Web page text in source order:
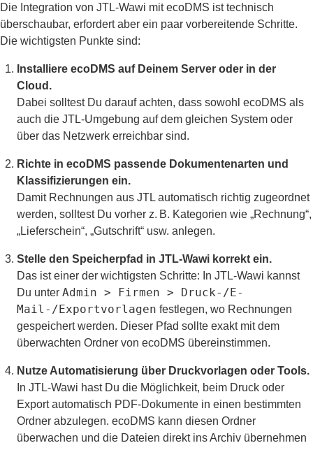
Die Integration von JTL-Wawi mit ecoDMS ist technisch
überschaubar, erfordert aber ein paar vorbereitende Schritte.
Die wichtigsten Punkte sind:
Installiere ecoDMS auf Deinem Server oder in der
Cloud.
Dabei solltest Du darauf achten, dass sowohl ecoDMS als
auch die JTL-Umgebung auf dem gleichen System oder
über das Netzwerk erreichbar sind.
Richte in ecoDMS passende Dokumentenarten und
Klassifizierungen ein.
Damit Rechnungen aus JTL automatisch richtig zugeordnet
werden, solltest Du vorher z. B. Kategorien wie „Rechnung“,
„Lieferschein“, „Gutschrift“ usw. anlegen.
Stelle den Speicherpfad in JTL-Wawi korrekt ein.
Das ist einer der wichtigsten Schritte: In JTL-Wawi kannst
Du unter Admin > Firmen > Druck-/E-
Mail-/Exportvorlagen festlegen, wo Rechnungen
gespeichert werden. Dieser Pfad sollte exakt mit dem
überwachten Ordner von ecoDMS übereinstimmen.
Nutze Automatisierung über Druckvorlagen oder Tools.
In JTL-Wawi hast Du die Möglichkeit, beim Druck oder
Export automatisch PDF-Dokumente in einen bestimmten
Ordner abzulegen. ecoDMS kann diesen Ordner
überwachen und die Dateien direkt ins Archiv übernehmen